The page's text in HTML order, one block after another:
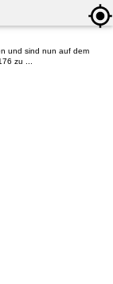
und sind nun auf dem
zu ...